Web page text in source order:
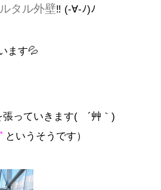
タル外壁‼ (-∀-ﾉ)ﾉ
ます💦
張っていきます( ´艸｀)
というそうです）